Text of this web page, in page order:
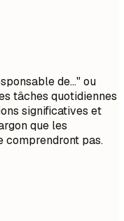
de..." ou
tâches quotidiennes
significatives et
que les
comprendront pas.